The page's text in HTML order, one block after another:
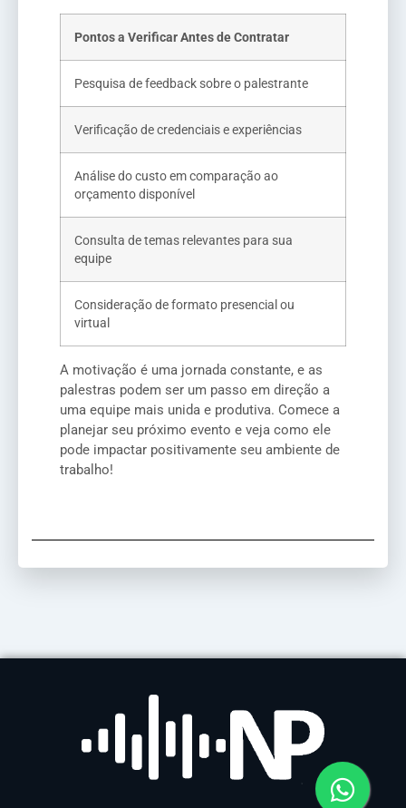
Pontos a Verificar Antes de Contratar
Pesquisa de feedback sobre o palestrante
Verificação de credenciais e experiências
Análise do custo em comparação ao
orçamento disponível
Consulta de temas relevantes para sua
equipe
Consideração de formato presencial ou
virtual
A motivação é uma jornada constante, e as
palestras podem ser um passo em direção a
uma equipe mais unida e produtiva. Comece a
planejar seu próximo evento e veja como ele
pode impactar positivamente seu ambiente de
trabalho!